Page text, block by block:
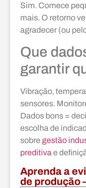
Sim. Comece
mais. O retorno
agradecer (ou
Que
garantir
Vibração,
sensores.
Dados bons =
escolha de
sobre gestão
preditiva e
Aprenda a
de produção